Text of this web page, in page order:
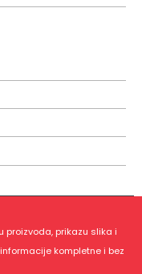
proizvoda, prikazu slika i
kompletne i bez